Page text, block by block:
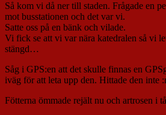
Så kom vi då ner till staden. Frågade en
mot busstationen och det var vi.
Satte oss på en bänk och vilade.
Vi fick se att vi var nära katedralen så vi
stängd…
Såg i GPS:en att det skulle finnas en
iväg för att leta upp den. Hittade den inte
Fötterna ömmade rejält nu och artrosen i